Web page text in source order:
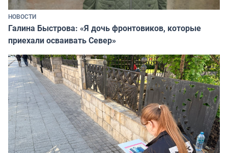
НОВОСТИ
Галина Быстрова: «Я дочь фронтовиков, которые
приехали осваивать Север»